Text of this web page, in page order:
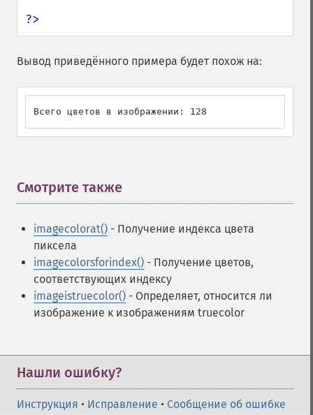
?>
Вывод приведённого примера будет похож на:
Всего цветов в изображении: 128
Смотрите также
imagecolorat() - Получение индекса цвета
пиксела
imagecolorsforindex() - Получение цветов,
соответствующих индексу
imageistruecolor() - Определяет, относится ли
изображение к изображениям truecolor
Нашли ошибку?
Инструкция • Исправление • Сообщение об ошибке